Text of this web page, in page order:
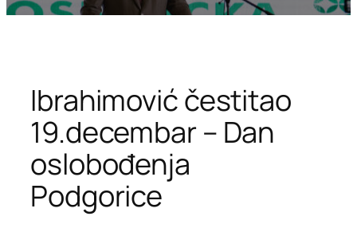
Ibrahimović čestitao
19.decembar – Dan
oslobođenja
Podgorice